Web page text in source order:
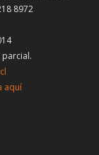
8972
aquí